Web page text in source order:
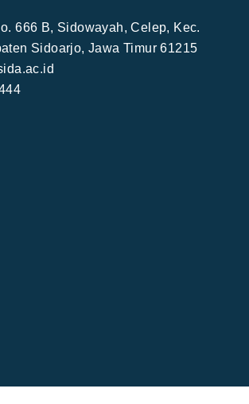
666 B, Sidowayah, Celep, Kec.
Sidoarjo, Jawa Timur 61215